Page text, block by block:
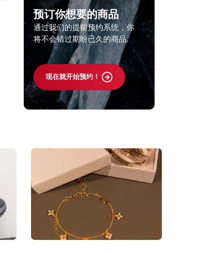
预订你想要的商品
通过我们的提前预约系统，你
将不会错过期盼已久的商品.
现在就开始预约！